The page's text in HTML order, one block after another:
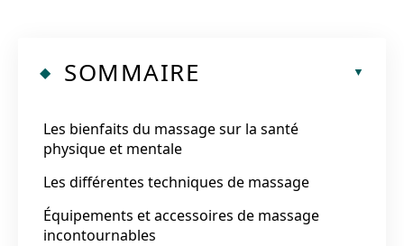
SOMMAIRE
Les bienfaits du massage sur la santé
physique et mentale
Les différentes techniques de massage
Équipements et accessoires de massage
incontournables